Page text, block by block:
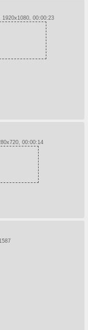
1920x1080, 00:00:23
00:00:14